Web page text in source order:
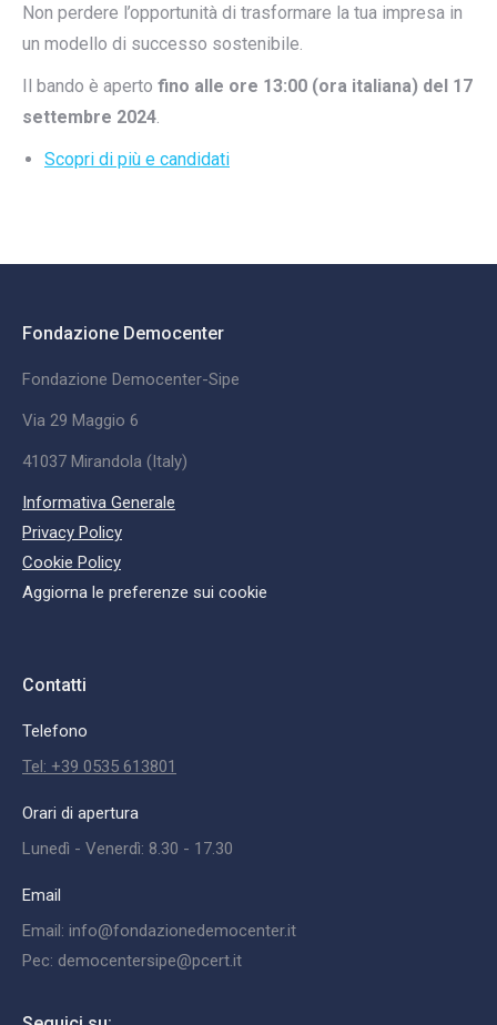
Non perdere l’opportunità di trasformare la tua impresa in
un modello di successo sostenibile.
Il bando è aperto fino alle ore 13:00 (ora italiana) del 17
settembre 2024.
Scopri di più e candidati
Fondazione Democenter
Fondazione Democenter-Sipe
Via 29 Maggio 6
41037 Mirandola (Italy)
Informativa Generale
Privacy Policy
Cookie Policy
Aggiorna le preferenze sui cookie
Contatti
Telefono
Tel: +39 0535 613801
Orari di apertura
Lunedì - Venerdì: 8.30 - 17.30
Email
Email: info@fondazionedemocenter.it
Pec: democentersipe@pcert.it